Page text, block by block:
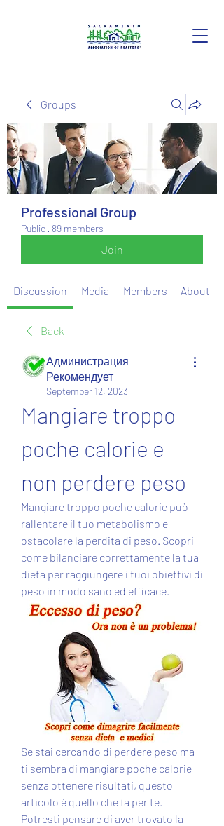
Groups
Professional Group
Public · 89 members
Join
Discussion Media Members About
Back
Администрация
Рекомендует
September 12, 2023
Mangiare troppo
poche calorie e
non perdere peso
Mangiare troppo poche calorie può
rallentare il tuo metabolismo e
ostacolare la perdita di peso. Scopri
come bilanciare correttamente la tua
dieta per raggiungere i tuoi obiettivi di
peso in modo sano ed efficace.
Se stai cercando di perdere peso ma
ti sembra di mangiare poche calorie
senza ottenere risultati, questo
articolo è quello che fa per te.
Potresti pensare di aver trovato la